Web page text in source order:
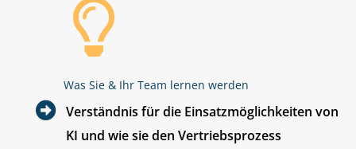
Was Sie & Ihr Team lernen werden
Verständnis für die Einsatzmöglichkeiten von
KI und wie sie den Vertriebsprozess